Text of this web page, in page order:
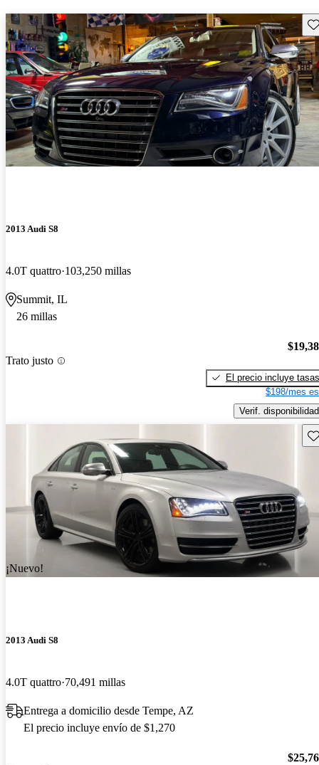
2013 Audi S8
4.0T quattro 103,250 millas
Summit, IL
26 millas
Trato justo
El precio incluye tasas
$198/mes
Verif. disponibilidad
¡Nuevo!
2013 Audi S8
4.0T quattro 70,491 millas
Entrega a domicilio desde Tempe, AZ
El precio incluye envío de $1,270